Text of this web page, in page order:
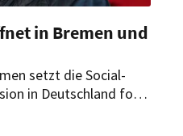
in Bremen und
setzt die Social-
in Deutschland fort.